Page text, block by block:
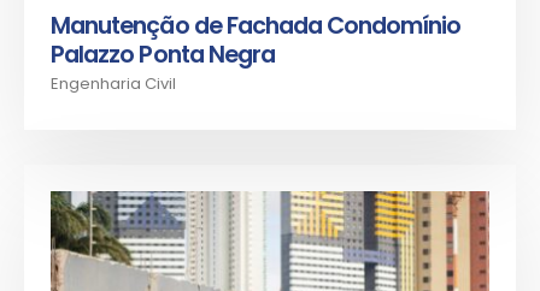
Manutenção de Fachada Condomínio
Palazzo Ponta Negra
Engenharia Civil